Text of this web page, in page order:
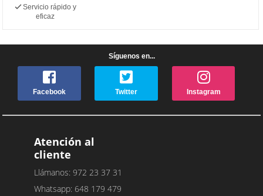
Servicio rápido y
eficaz
Síguenos en...
Facebook Twitter Instagram
Atención al
cliente
Llámanos: 972 23 37 31
Whatsapp: 648 179 479